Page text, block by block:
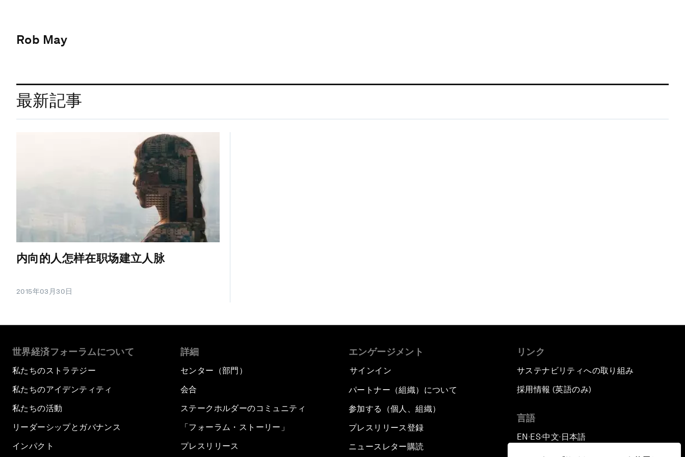
Rob May
最新記事
内向的人怎样在职场建立人脉
2015年03月30日
世界経済フォーラムについて
私たちのストラテジー
私たちのアイデンティティ
私たちの活動
リーダーシップとガバナンス
インパクト
詳細
センター（部門）
会合
ステークホルダーのコミュニティ
「フォーラム・ストーリー」
プレスリリース
エンゲージメント
サインイン
パートナー（組織）について
参加する（個人、組織）
プレスリリース登録
ニュースレター購読
リンク
サステナビリティへの取り組み
採用情報 (英語のみ)
言語
EN ▪ES▪中文▪ 日本語